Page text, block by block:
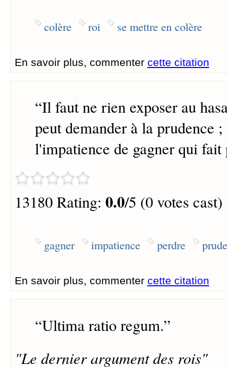
colère roi se mettre en colère
En savoir plus, commenter cette citation
“Il faut ne rien exposer au
peut demander à la prudence
l'impatience de gagner qui fait
13180 Rating: 0.0/5 (0 votes cast)
gagner impatience perdre
En savoir plus, commenter cette citation
“Ultima ratio regum.”
"Le dernier argument des rois"